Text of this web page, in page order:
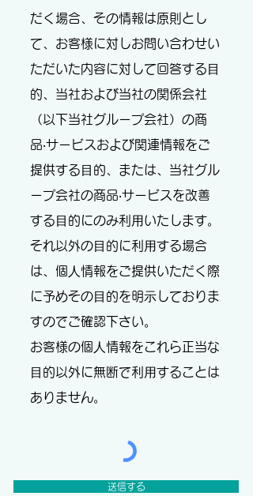
だく場合、その情報は原則とし
て、お客様に対しお問い合わせい
ただいた内容に対して回答する⽬
的、当社および当社の関係会社
（以下当社グループ会社）の商
品‧サービスおよび関連情報をご
提供する⽬的、または、当社グル
ープ会社の商品‧サービスを改善
する⽬的にのみ利⽤いたします。
それ以外の⽬的に利⽤する場合
は、個⼈情報をご提供いただく際
に予めその⽬的を明⽰しておりま
すのでご確認下さい。
お客様の個⼈情報をこれら正当な
⽬的以外に無断で利⽤することは
ありません。
送信する